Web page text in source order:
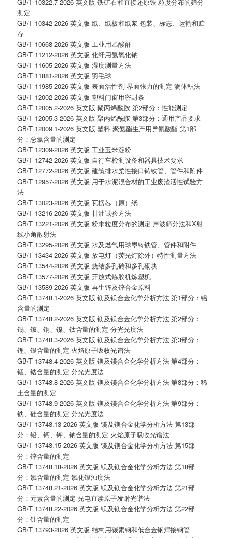
测定
GB/T 10342-2026 英文版 纸、纸板和纸浆 包装、标志、运输和贮
存
GB/T 10668-2026 英文版 工业用乙酸酐
GB/T 11212-2026 英文版 化纤用氢氧化钠
GB/T 11605-2026 英文版 湿度测量方法
GB/T 11881-2026 英文版 羽毛球
GB/T 11985-2026 英文版 表面活性剂 界面张力的测定 滴体积法
GB/T 12002-2026 英文版 塑料门窗用密封条
GB/T 12005.2-2026 英文版 聚丙烯酰胺 第2部分：性能测定
GB/T 12005.3-2026 英文版 聚丙烯酰胺 第3部分：通用产品要求
GB/T 12009.1-2026 英文版 塑料 聚氨酯生产用异氰酸酯 第1部
分：总氯含量的测定
GB/T 12309-2026 英文版 工业玉米淀粉
GB/T 12742-2026 英文版 自行车检测设备和器具技术要求
GB/T 12772-2026 英文版 建筑排水柔性接口铸铁管、管件和附件
GB/T 12957-2026 英文版 用于水泥混合材的工业废渣活性试验方
法
GB/T 13023-2026 英文版 瓦楞芯（原）纸
GB/T 13216-2026 英文版 甘油试验方法
GB/T 13221-2026 英文版 粉末粒度分布的测定 声波筛分法和X射
线小角散射法
GB/T 13295-2026 英文版 水及燃气用球墨铸铁管、管件和附件
GB/T 13434-2026 英文版 放电灯（荧光灯除外）特性测量方法
GB/T 13544-2026 英文版 烧结多孔砖和多孔砌块
GB/T 13577-2026 英文版 开放式炼胶机炼塑机
GB/T 13589-2026 英文版 再生锌及锌合金原料
GB/T 13748.1-2026 英文版 镁及镁合金化学分析方法 第1部分：铝
含量的测定
GB/T 13748.2-2026 英文版 镁及镁合金化学分析方法 第2部分：
锡、铍、铜、镍、钛含量的测定 分光光度法
GB/T 13748.3-2026 英文版 镁及镁合金化学分析方法 第3部分：
锂、银含量的测定 火焰原子吸收光谱法
GB/T 13748.4-2026 英文版 镁及镁合金化学分析方法 第4部分：
锰、锆含量的测定 分光光度法
GB/T 13748.8-2026 英文版 镁及镁合金化学分析方法 第8部分：稀
土含量的测定
GB/T 13748.9-2026 英文版 镁及镁合金化学分析方法 第9部分：
铁、硅含量的测定 分光光度法
GB/T 13748.13-2026 英文版 镁及镁合金化学分析方法 第13部
分：铅、钙、钾、钠含量的测定 火焰原子吸收光谱法
GB/T 13748.15-2026 英文版 镁及镁合金化学分析方法 第15部
分：锌含量的测定
GB/T 13748.18-2026 英文版 镁及镁合金化学分析方法 第18部
分：氯含量的测定 氯化银浊度法
GB/T 13748.21-2026 英文版 镁及镁合金化学分析方法 第21部
分：元素含量的测定 光电直读原子发射光谱法
GB/T 13748.22-2026 英文版 镁及镁合金化学分析方法 第22部
分：钍含量的测定
GB/T 13793-2026 英文版 结构用碳素钢和低合金钢焊接钢管